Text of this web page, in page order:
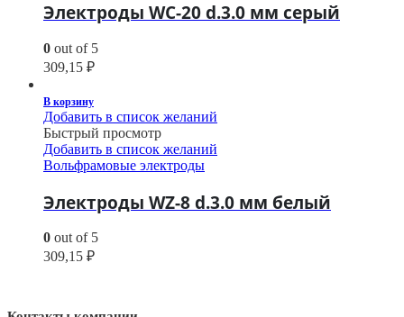
Электроды WС-20 d.3.0 мм серый
0 out of 5
309,15 ₽
В корзину
Добавить в список желаний
Быстрый просмотр
Добавить в список желаний
Вольфрамовые электроды
Электроды WZ-8 d.3.0 мм белый
0 out of 5
309,15 ₽